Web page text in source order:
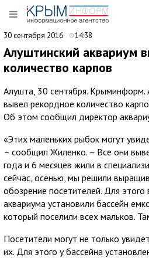
30 сентября 2016 14:38
Алуштинский аквариум
количество карпов
Алушта, 30 сентября. Крыминформ.
вывел рекордное количество
Об этом сообщил директор
«Этих маленьких рыбок могут
– сообщил Жиленко. – Все они
года и 6 месяцев жили в
сейчас, осенью, мы решили
обозрение посетителей. Для этого
аквариума установили бассейн
который поселили всех мальков.
Посетители могут не только
их. Для этого у бассейна